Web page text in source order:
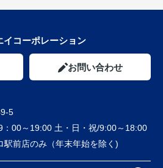
イコーポレーション
お問い合わせ
5
：00～19:00 土・日・祝/9:00～18:00
前店のみ（年末年始を除く)